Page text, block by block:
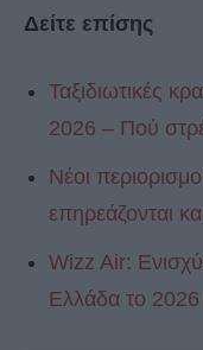
Δείτε επίσης
Ταξιδιωτικές
2026 – Πού
Νέοι
επηρεάζονται
Wizz Air:
Ελλάδα το 2026